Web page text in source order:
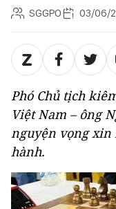
SGGPO 03/06/
Phó Chủ tịch
Việt Nam – ông
nguyện vọng xin
hành.